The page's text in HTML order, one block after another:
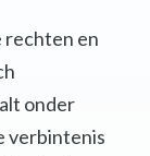
en
onder
verbintenis